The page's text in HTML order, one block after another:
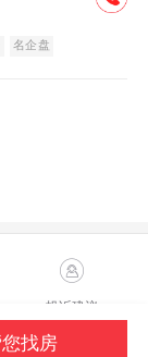
名企盘
找房
投诉建议